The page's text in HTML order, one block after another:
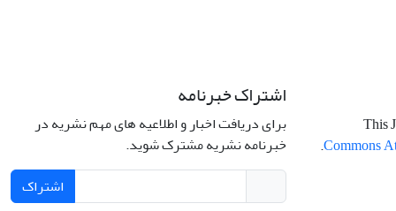
This
Commons
.
اشتراک خبرنامه
برای دریافت اخبار و اطلاعیه های مهم نشریه در
خبرنامه نشریه مشترک شوید.
اشتراک